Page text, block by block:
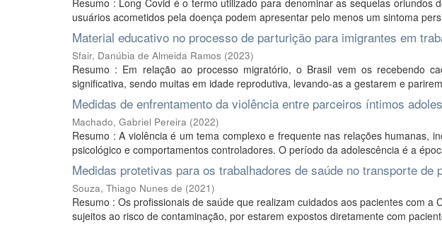
Resumo : Long Covid é o termo utilizado para denominar as sequelas oriundos
usuários acometidos pela doença podem apresentar pelo menos um sintoma
Material educativo no processo de parturição para imigrantes em
Sfair, Danúbia de Almeida Ramos (2023)
Resumo : Em relação ao processo migratório, o Brasil vem os recebendo
significativa, sendo muitas em idade reprodutiva, levando-as a gestarem e
Medidas de enfrentamento da violência entre parceiros íntimos
Machado, Gabriel Pereira (2022)
Resumo : A violência é um tema complexo e frequente nas relações humanas,
psicológico e comportamentos controladores. O período da adolescência é a
Medidas protetivas para os trabalhadores de saúde no transporte
Souza, Thiago Nunes de (2021)
Resumo : Os profissionais de saúde que realizam cuidados aos pacientes com
sujeitos ao risco de contaminação, por estarem expostos diretamente com